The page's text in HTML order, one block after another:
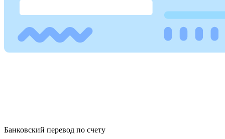
Банковский перевод по счету